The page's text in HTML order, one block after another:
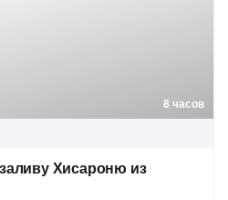
8 часов
Хисароню из